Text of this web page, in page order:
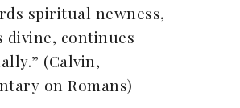
spiritual newness,
divine, continues
(Calvin,
on Romans)